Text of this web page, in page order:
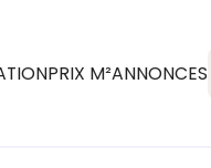
PRIX M²ANNONCES